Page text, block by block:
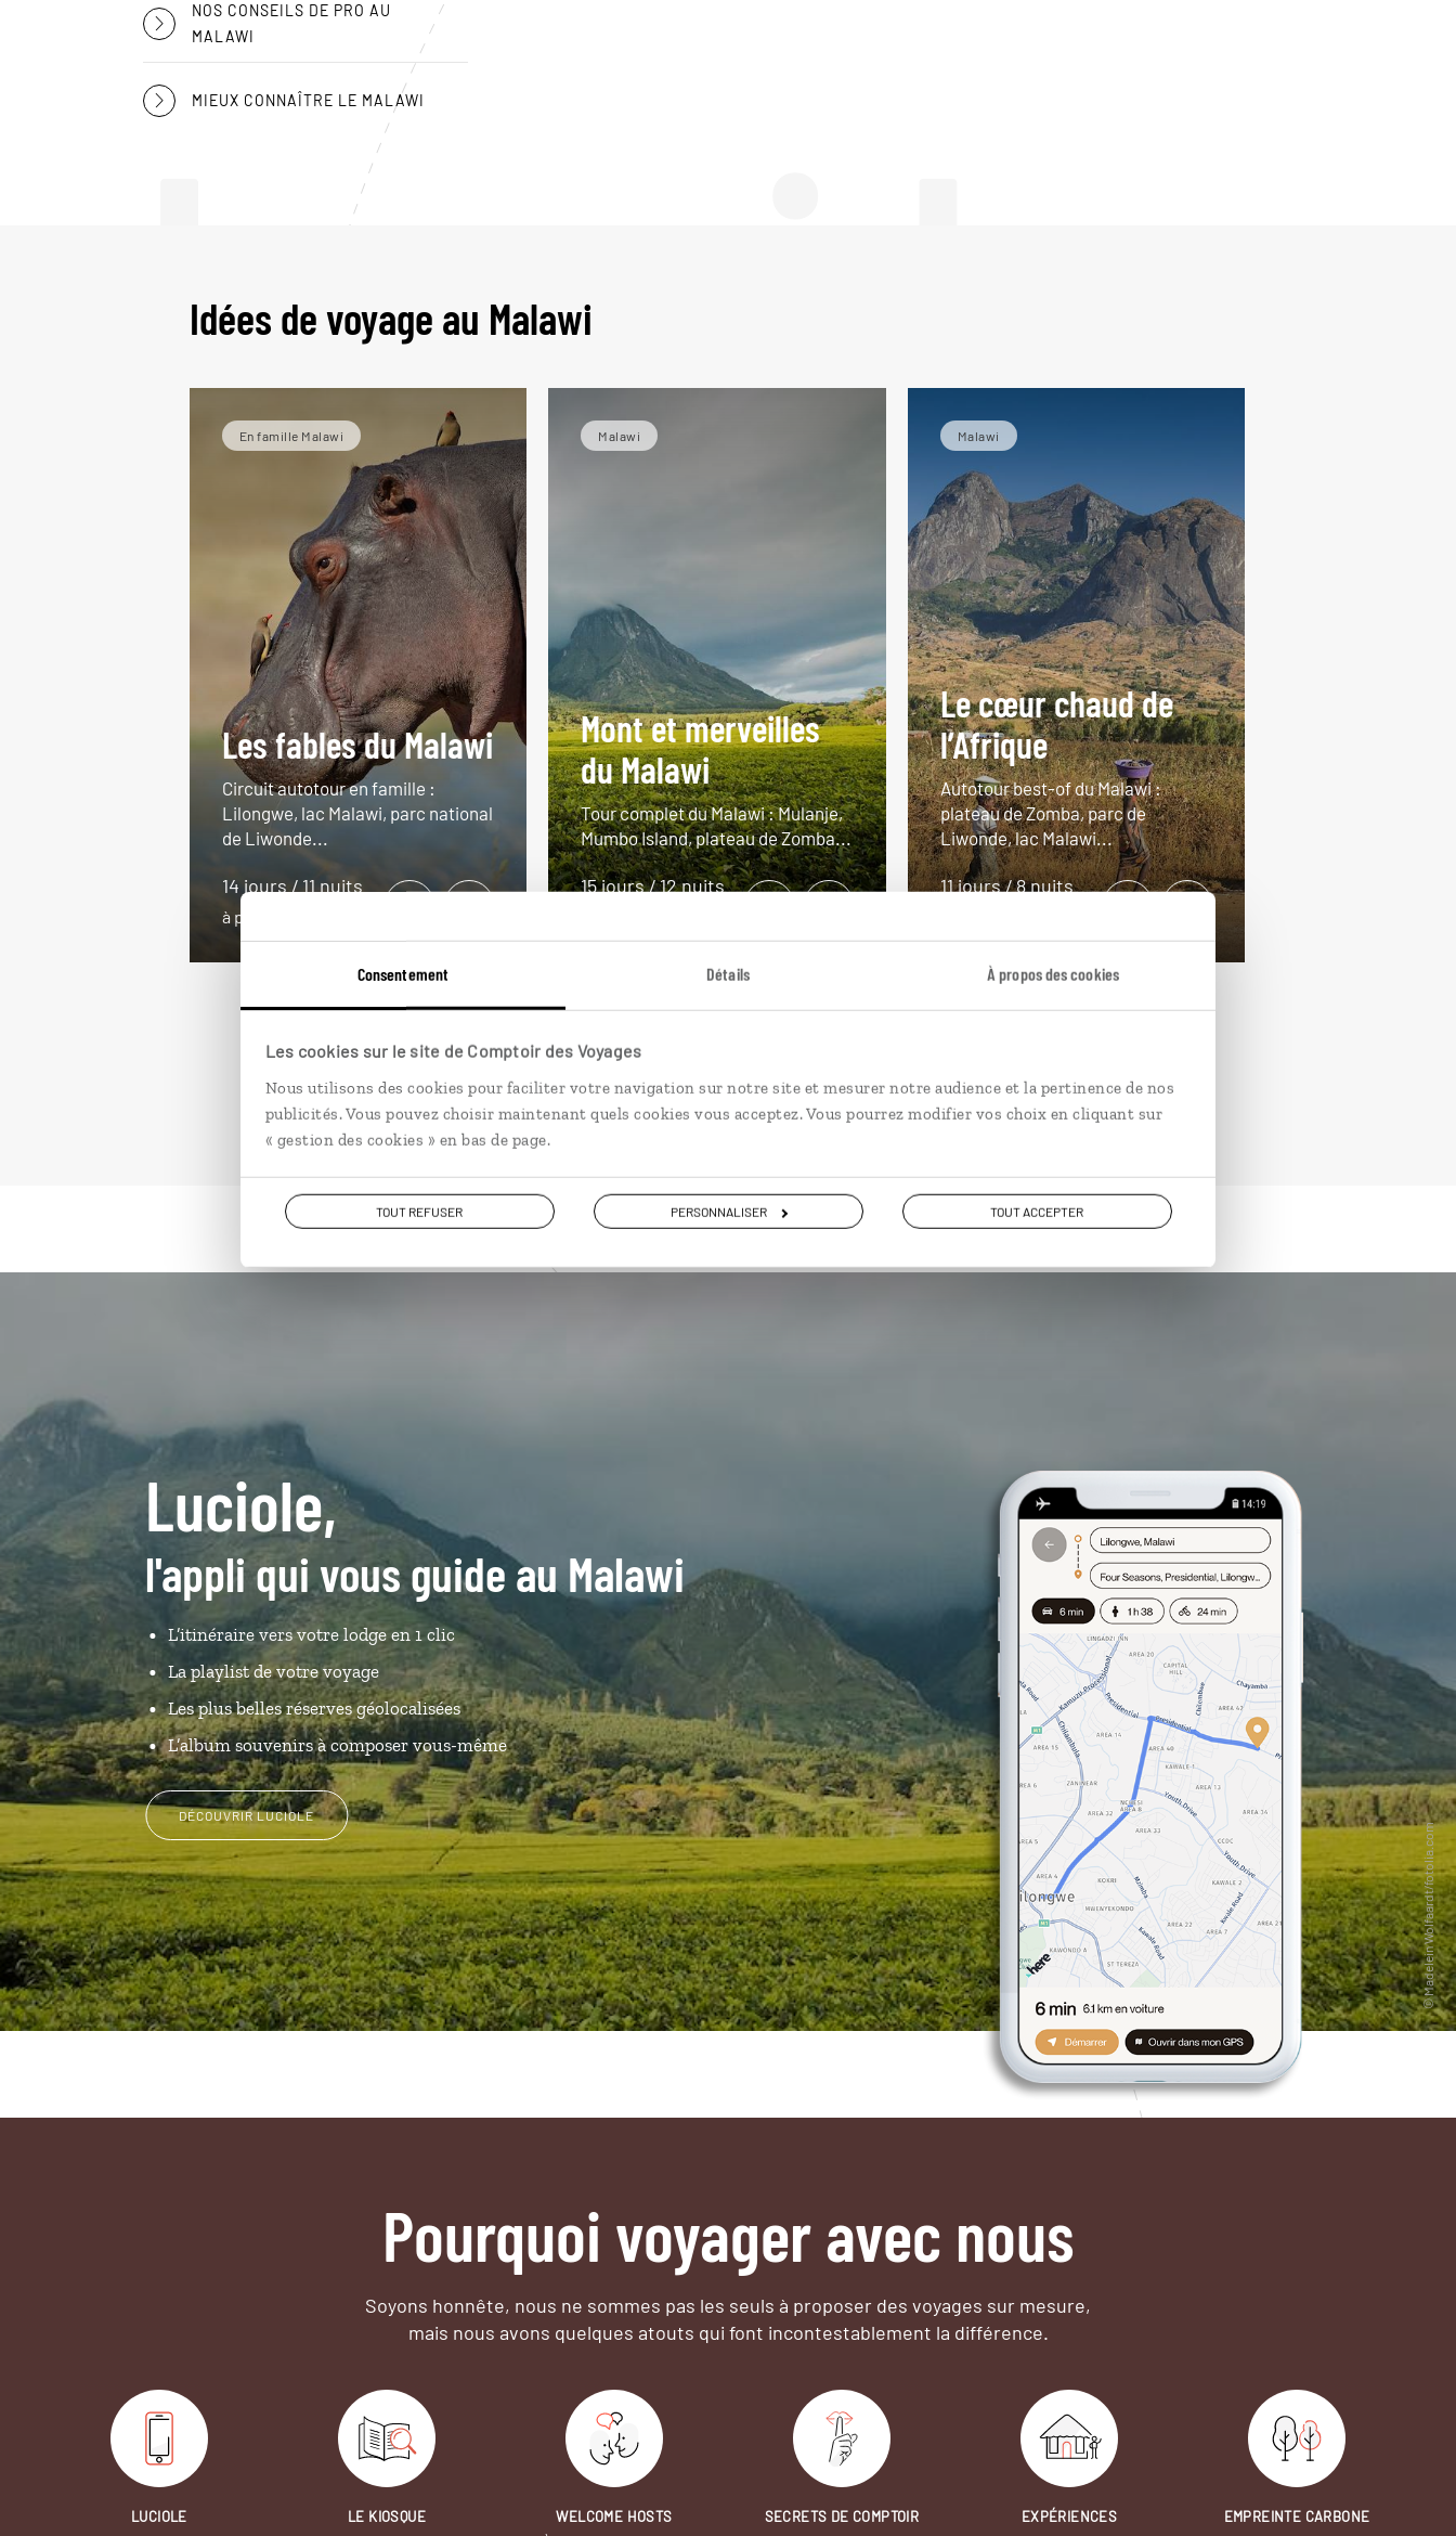
Consentement Détails À propos des cookies
Les cookies sur le site de Comptoir des Voyages
Nous utilisons des cookies pour faciliter votre navigation sur notre site et mesurer notre audience et la pertinence de nos
publicités. Vous pouvez choisir maintenant quels cookies vous acceptez. Vous pourrez modifier vos choix en cliquant sur
« gestion des cookies » en bas de page.
TOUT REFUSER PERSONNALISER TOUT ACCEPTER
Le guide
NOS CONSEILS DE PRO AU
MALAWI
MIEUX CONNAÎTRE LE MALAWI
Idées de voyage au Malawi
En famille Malawi
Les fables du Malawi
Circuit autotour en famille :
Lilongwe, lac Malawi, parc national
de Liwonde...
14 jours / 11 nuits
à partir de 3250€
Malawi
Mont et merveilles
du Malawi
Tour complet du Malawi : Mulanje,
Mumbo Island, plateau de Zomba...
15 jours / 12 nuits
Malawi
Le cœur chaud de
l’Afrique
Autotour best-of du Malawi :
plateau de Zomba, parc de
Liwonde, lac Malawi...
11 jours / 8 nuits
Luciole,
l'appli qui vous guide au Malawi
L’itinéraire vers votre lodge en 1 clic
La playlist de votre voyage
Les plus belles réserves géolocalisées
L’album souvenirs à composer vous-même
DÉCOUVRIR LUCIOLE
Pourquoi voyager avec nous
Soyons honnête, nous ne sommes pas les seuls à proposer des voyages sur mesure,
mais nous avons quelques atouts qui font incontestablement la différence.
LUCIOLE
LE KIOSQUE
WELCOME HOSTS
SECRETS DE COMPTOIR
EXPÉRIENCES
EMPREINTE CARBONE